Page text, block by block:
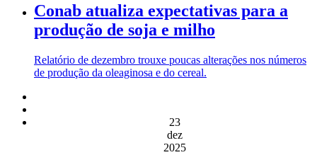
Conab atualiza expectativas para a
produção de soja e milho
Relatório de dezembro trouxe poucas alterações nos números
de produção da oleaginosa e do cereal.
23
dez
2025